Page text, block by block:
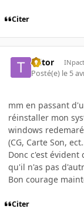
Citer
Ttitor
Posté(e) le 5
mm en passant
réinstaller mon
windows
(CG, Carte Son,
Donc c'est
qu'il n'as pas
Bon courage
Citer